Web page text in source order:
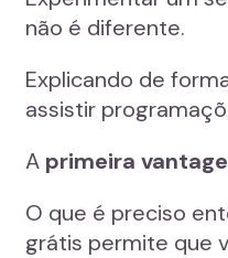
não é diferente.
Explicando de
assistir
A primeira
O que é preciso
grátis permite que